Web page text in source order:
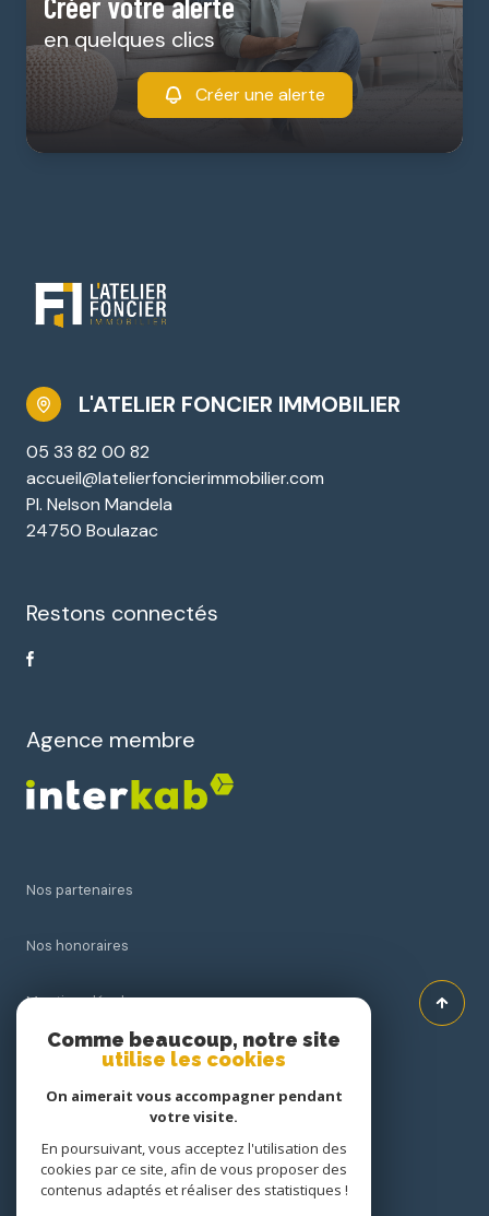
en quelques clics
Créer une alerte
L'ATELIER FONCIER IMMOBILIER
05 33 82 00 82
accueil@latelierfoncierimmobilier.com
Pl. Nelson Mandela
24750 Boulazac
Restons connectés
Agence membre
Nos partenaires
Nos honoraires
Mentions légales
Cookies
Comme beaucoup, notre site
utilise les cookies
On aimerait vous accompagner pendant
votre visite.
En poursuivant, vous acceptez l'utilisation des
cookies par ce site, afin de vous proposer des
contenus adaptés et réaliser des statistiques !